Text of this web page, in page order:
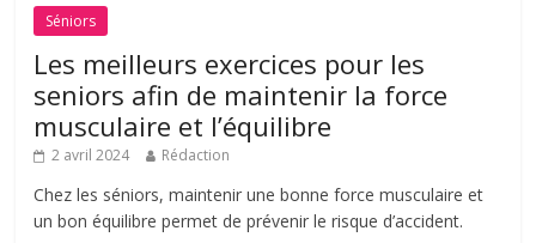
Séniors
Les meilleurs exercices pour les
seniors afin de maintenir la force
musculaire et l’équilibre
2 avril 2024 Rédaction
Chez les séniors, maintenir une bonne force musculaire et
un bon équilibre permet de prévenir le risque d’accident.